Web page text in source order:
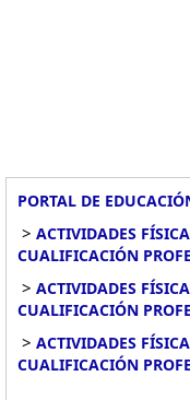
PORTAL DE
> ACTIVIDADES
CUALIFICACIÓN
> ACTIVIDADES
CUALIFICACIÓN
> ACTIVIDADES
CUALIFICACIÓN